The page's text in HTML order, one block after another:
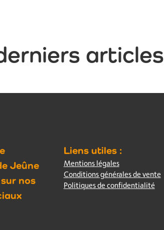
articles
Jeûne
nos
Liens utiles :
Mentions légales
Conditions générales de vente
Politiques de confidentialité